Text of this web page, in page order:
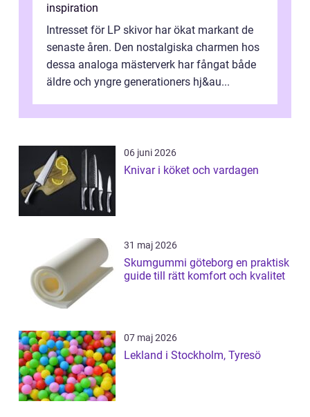
inspiration
Intresset för LP skivor har ökat markant de
senaste åren. Den nostalgiska charmen hos
dessa analoga mästerverk har fångat både
äldre och yngre generationers hj&au...
06 juni 2026
Knivar i köket och vardagen
31 maj 2026
Skumgummi göteborg en praktisk
guide till rätt komfort och kvalitet
07 maj 2026
Lekland i Stockholm, Tyresö